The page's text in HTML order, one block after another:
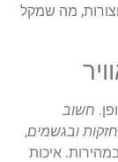
מה שמקל
חשוב
ובגשמים,
איכות